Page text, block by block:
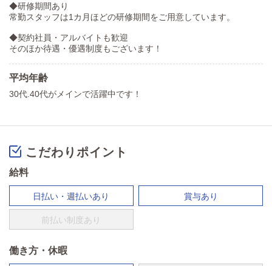
◆研修期間あり
常勤スタッフは1カ月ほどの研修期間をご用意しています。
◆契約社員・アルバイトも歓迎
そのほか待遇・優遇制度もございます！
平均年齢
30代.40代がメインで活躍中です！
こだわりポイント
給料
日払い・週払いあり 賞与あり
前払い制度あり
働き方・休暇